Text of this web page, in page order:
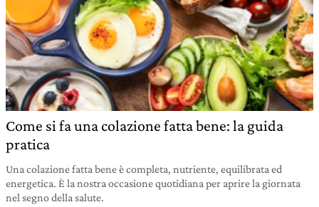
Come si fa una colazione fatta bene: la guida
pratica
Una colazione fatta bene è completa, nutriente, equilibrata ed
energetica. È la nostra occasione quotidiana per aprire la giornata
nel segno della salute.